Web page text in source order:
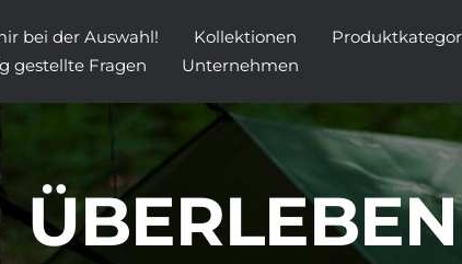
bei der Auswahl! Kollektionen
gestellte Fragen Unternehmen
ÜBERLEBEN